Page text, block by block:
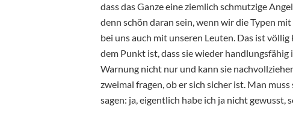
dass das Ganze eine ziemlich schmutzige
denn schön daran sein, wenn wir die Typen
bei uns auch mit unseren Leuten. Das ist
dem Punkt ist, dass sie wieder
Warnung nicht nur und kann sie
zweimal fragen, ob er sich sicher ist. Man
sagen: ja, eigentlich habe ich ja nicht gewusst,